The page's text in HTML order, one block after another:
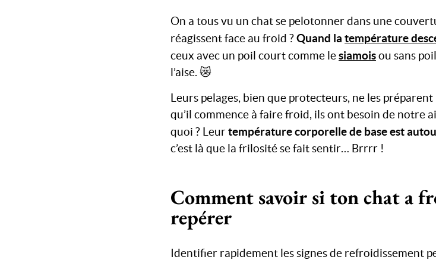
On a tous vu un chat se pelotonner dans une
réagissent face au froid ?Quand la température
ceux avec un poil court comme lesiamoisou sans
l’aise. 😿
Leurs pelages, bien que protecteurs, ne les
qu’il commence à faire froid, ils ont besoin de notre
quoi ? Leurtempérature corporelle de base est
c’est là que la frilosité se fait sentir… Brrrr !
Comment savoir si ton chat a
repérer
Identifier rapidement les signes de refroidissement